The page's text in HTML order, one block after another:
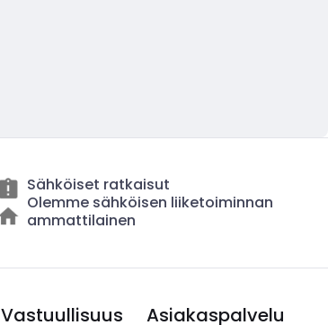
Sähköiset ratkaisut
Olemme sähköisen liiketoiminnan
ammattilainen
Vastuullisuus Asiakaspalvelu